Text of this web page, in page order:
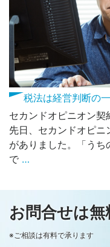
税法は経営判断の
セカンドオピニオン契
先日、セカンドオピ
がありました。「うち
で …
お問合せは
※ご相談は有料で承ります